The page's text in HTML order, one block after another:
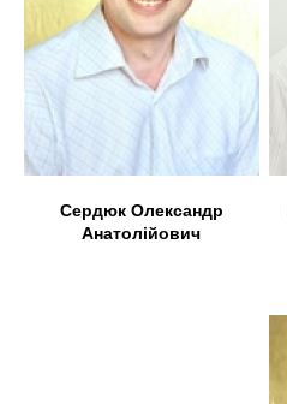
Сердюк Олександр
Анатолійович